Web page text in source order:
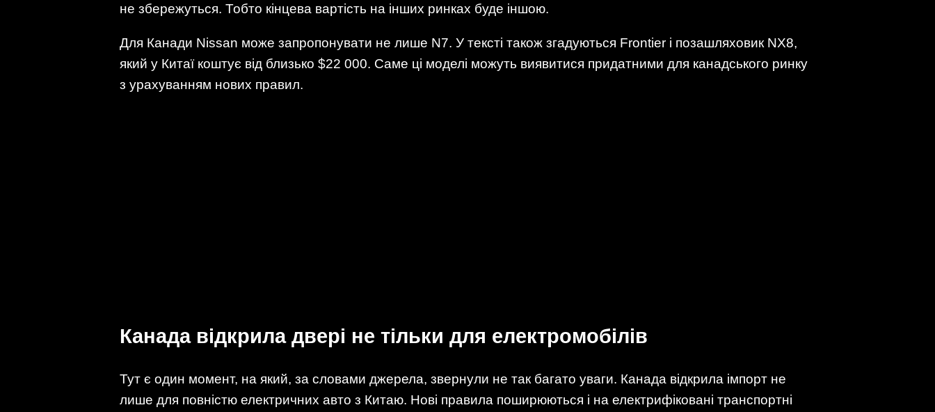
не збережуться. Тобто кінцева вартість на інших ринках буде іншою.
Для Канади Nissan може запропонувати не лише N7. У тексті також згадуються Frontier і позашляховик NX8,
який у Китаї коштує від близько $22 000. Саме ці моделі можуть виявитися придатними для канадського ринку
з урахуванням нових правил.
Канада відкрила двері не тільки для електромобілів
Тут є один момент, на який, за словами джерела, звернули не так багато уваги. Канада відкрила імпорт не
лише для повністю електричних авто з Китаю. Нові правила поширюються і на електрифіковані транспортні